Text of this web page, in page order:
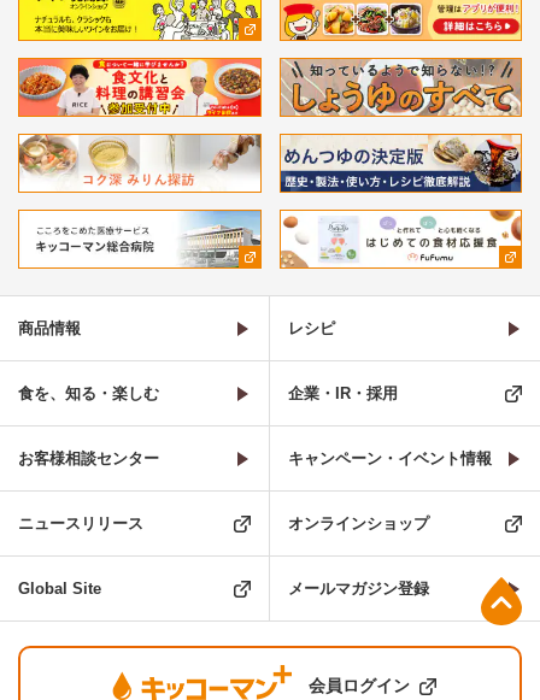
部へ
商品情報 レシピ
食を、知る・楽しむ 企業・IR・採用
お客様相談センター キャンペーン・イベント情報
ニュースリリース オンラインショップ
Global Site メールマガジン登録
会員ログイン